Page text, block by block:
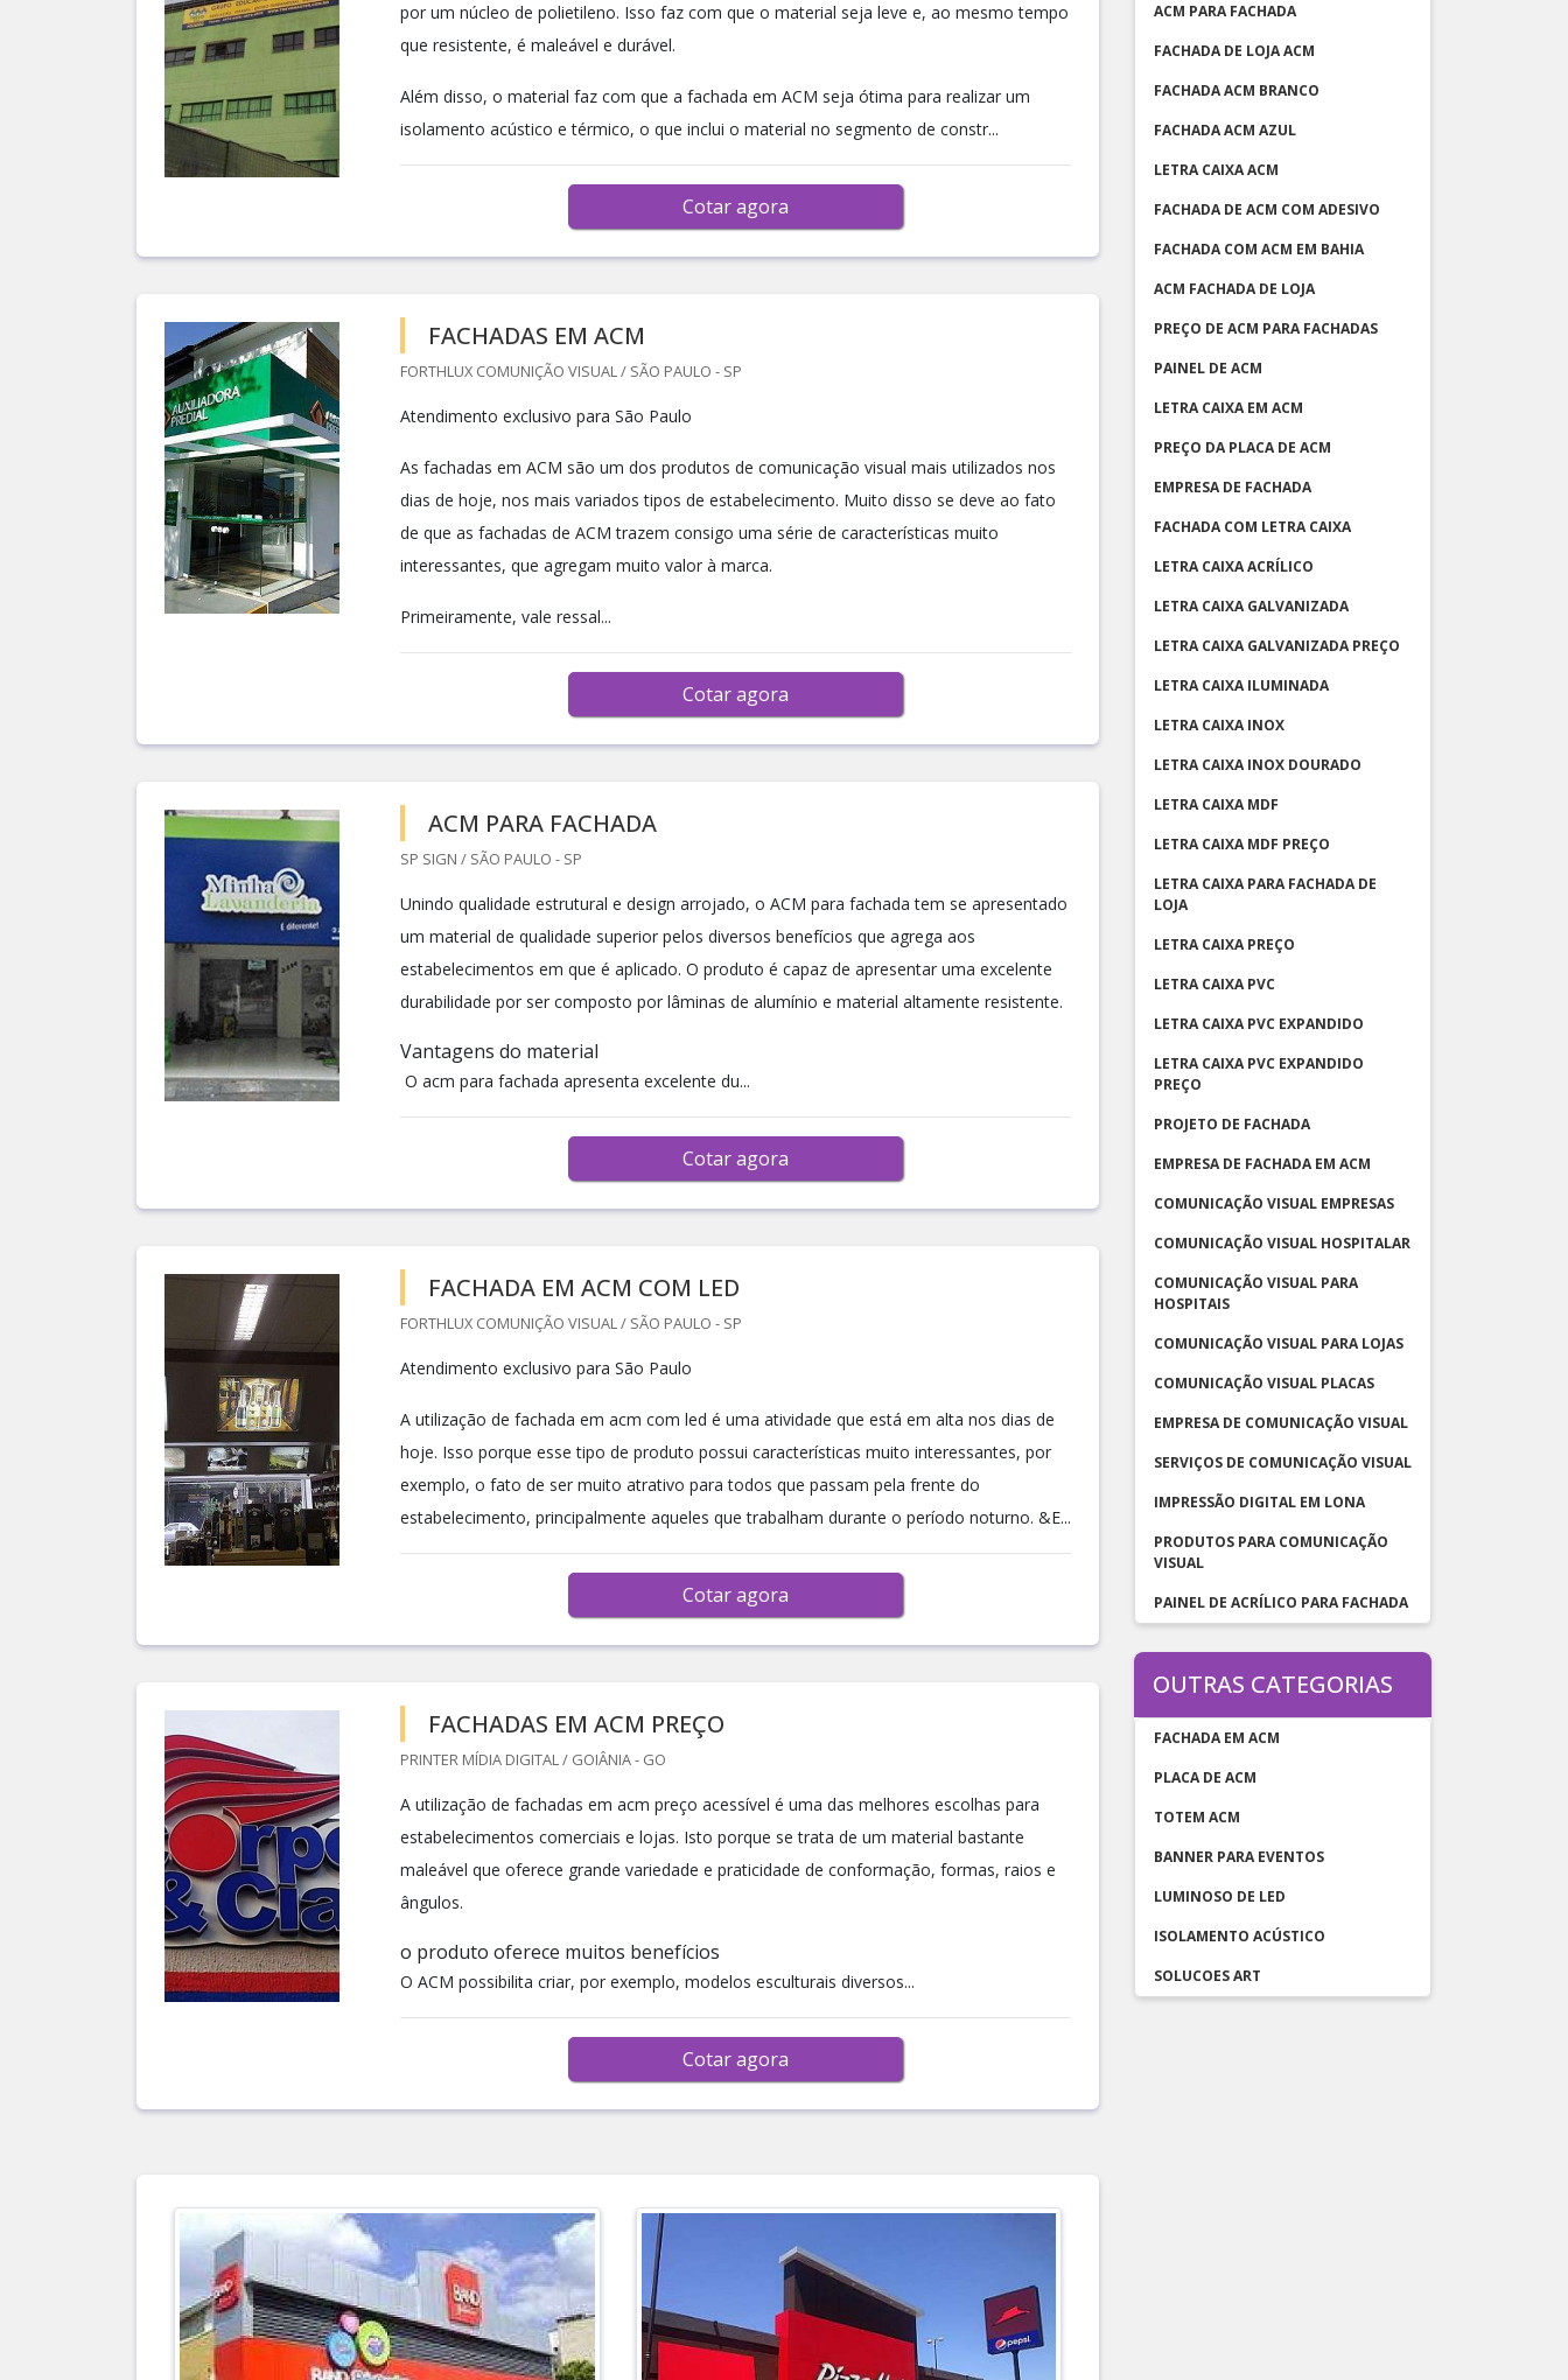
por um núcleo de polietileno. Isso faz com que o material seja leve e, ao mesmo tempo
que resistente, é maleável e durável.
Além disso, o material faz com que a fachada em ACM seja ótima para realizar um
isolamento acústico e térmico, o que inclui o material no segmento de constr...
Cotar agora
FACHADAS EM ACM
FORTHLUX COMUNIÇÃO VISUAL / SÃO PAULO - SP
Atendimento exclusivo para São Paulo
As fachadas em ACM são um dos produtos de comunicação visual mais utilizados nos
dias de hoje, nos mais variados tipos de estabelecimento. Muito disso se deve ao fato
de que as fachadas de ACM trazem consigo uma série de características muito
interessantes, que agregam muito valor à marca.
Primeiramente, vale ressal...
Cotar agora
ACM PARA FACHADA
SP SIGN / SÃO PAULO - SP
Unindo qualidade estrutural e design arrojado, o ACM para fachada tem se apresentado
um material de qualidade superior pelos diversos benefícios que agrega aos
estabelecimentos em que é aplicado. O produto é capaz de apresentar uma excelente
durabilidade por ser composto por lâminas de alumínio e material altamente resistente.
Vantagens do material
O acm para fachada apresenta excelente du...
Cotar agora
FACHADA EM ACM COM LED
FORTHLUX COMUNIÇÃO VISUAL / SÃO PAULO - SP
Atendimento exclusivo para São Paulo
A utilização de fachada em acm com led é uma atividade que está em alta nos dias de
hoje. Isso porque esse tipo de produto possui características muito interessantes, por
exemplo, o fato de ser muito atrativo para todos que passam pela frente do
estabelecimento, principalmente aqueles que trabalham durante o período noturno. &E...
Cotar agora
FACHADAS EM ACM PREÇO
PRINTER MÍDIA DIGITAL / GOIÂNIA - GO
A utilização de fachadas em acm preço acessível é uma das melhores escolhas para
estabelecimentos comerciais e lojas. Isto porque se trata de um material bastante
maleável que oferece grande variedade e praticidade de conformação, formas, raios e
ângulos.
o produto oferece muitos benefícios
O ACM possibilita criar, por exemplo, modelos esculturais diversos...
Cotar agora
ACM PARA FACHADA
FACHADA DE LOJA ACM
FACHADA ACM BRANCO
FACHADA ACM AZUL
LETRA CAIXA ACM
FACHADA DE ACM COM ADESIVO
FACHADA COM ACM EM BAHIA
ACM FACHADA DE LOJA
PREÇO DE ACM PARA FACHADAS
PAINEL DE ACM
LETRA CAIXA EM ACM
PREÇO DA PLACA DE ACM
EMPRESA DE FACHADA
FACHADA COM LETRA CAIXA
LETRA CAIXA ACRÍLICO
LETRA CAIXA GALVANIZADA
LETRA CAIXA GALVANIZADA PREÇO
LETRA CAIXA ILUMINADA
LETRA CAIXA INOX
LETRA CAIXA INOX DOURADO
LETRA CAIXA MDF
LETRA CAIXA MDF PREÇO
LETRA CAIXA PARA FACHADA DE
LOJA
LETRA CAIXA PREÇO
LETRA CAIXA PVC
LETRA CAIXA PVC EXPANDIDO
LETRA CAIXA PVC EXPANDIDO
PREÇO
PROJETO DE FACHADA
EMPRESA DE FACHADA EM ACM
COMUNICAÇÃO VISUAL EMPRESAS
COMUNICAÇÃO VISUAL HOSPITALAR
COMUNICAÇÃO VISUAL PARA
HOSPITAIS
COMUNICAÇÃO VISUAL PARA LOJAS
COMUNICAÇÃO VISUAL PLACAS
EMPRESA DE COMUNICAÇÃO VISUAL
SERVIÇOS DE COMUNICAÇÃO VISUAL
IMPRESSÃO DIGITAL EM LONA
PRODUTOS PARA COMUNICAÇÃO
VISUAL
PAINEL DE ACRÍLICO PARA FACHADA
OUTRAS CATEGORIAS
FACHADA EM ACM
PLACA DE ACM
TOTEM ACM
BANNER PARA EVENTOS
LUMINOSO DE LED
ISOLAMENTO ACÚSTICO
SOLUCOES ART